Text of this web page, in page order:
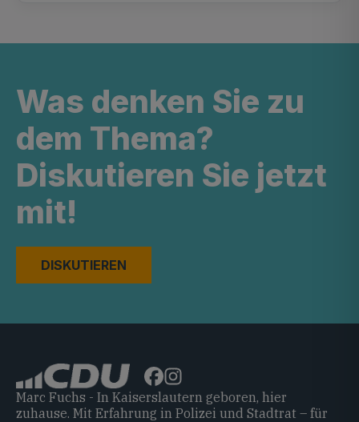
Was denken Sie zu
dem Thema?
Diskutieren Sie jetzt
mit!
DISKUTIEREN
Marc Fuchs - In Kaiserslautern geboren, hier
zuhause. Mit Erfahrung in Polizei und Stadtrat – für